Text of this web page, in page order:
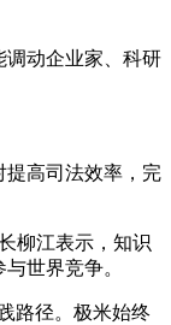
调动企业家、科研
提高司法效率，完
柳江表示，知识
世界竞争。
路径。极米始终